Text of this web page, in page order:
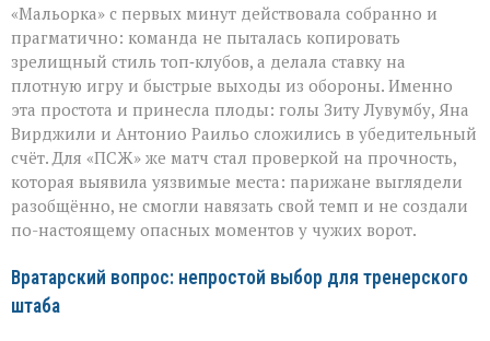
«Мальорка» с первых минут действовала собранно и
прагматично: команда не пыталась копировать
зрелищный стиль топ‑клубов, а делала ставку на
плотную игру и быстрые выходы из обороны. Именно
эта простота и принесла плоды: голы Зиту Лувумбу, Яна
Вирджили и Антонио Раильо сложились в убедительный
счёт. Для «ПСЖ» же матч стал проверкой на прочность,
которая выявила уязвимые места: парижане выглядели
разобщённо, не смогли навязать свой темп и не создали
по-настоящему опасных моментов у чужих ворот.
Вратарский вопрос: непростой выбор для тренерского
штаба